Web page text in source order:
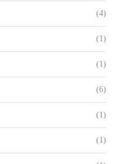
(4)
(1)
(1)
(6)
(1)
(1)